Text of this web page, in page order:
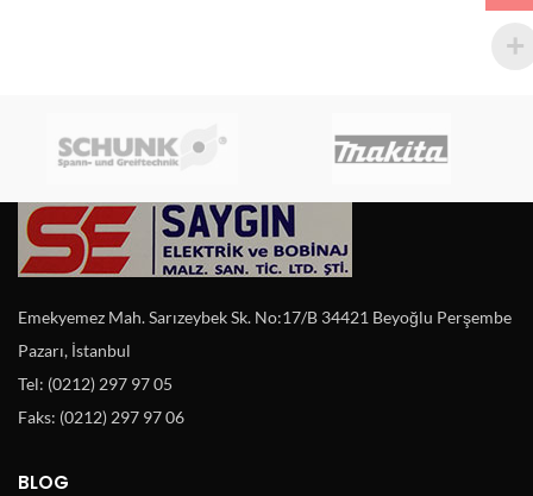
Emekyemez Mah. Sarızeybek Sk. No:17/B 34421 Beyoğlu Perşembe
Pazarı, İstanbul
Tel: (0212) 297 97 05
Faks: (0212) 297 97 06
BLOG